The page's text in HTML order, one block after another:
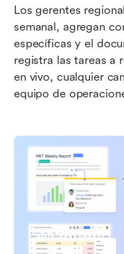
Los gerentes
semanal, agregan
específicas y el
registra las tareas a
en vivo, cualquier
equipo de